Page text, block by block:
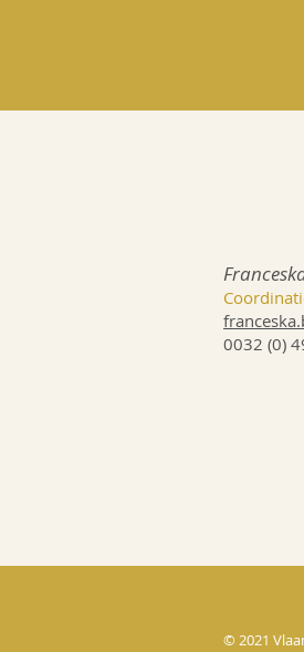
0032 (0)
© 2021